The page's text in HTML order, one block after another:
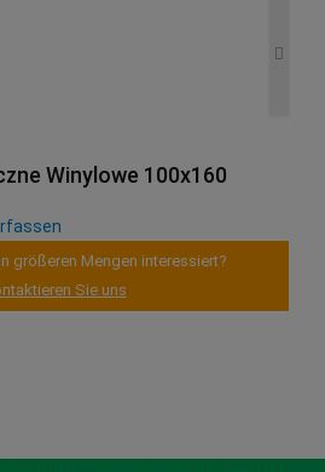
Winylowe 100x160
größeren Mengen interessiert?
Sie uns